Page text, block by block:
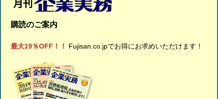
購読のご案内
最大19％OFF！！ Fujisan.co.jpでお得にお求めいただけます！